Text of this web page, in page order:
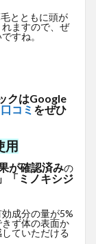
とともに頭が
ますので、ぜ
すね。
クはGoogle
口コミ をぜひ
用
が確認済みの
「ミノキシジ
成分の量が5%
ず体の表面か
ていただける